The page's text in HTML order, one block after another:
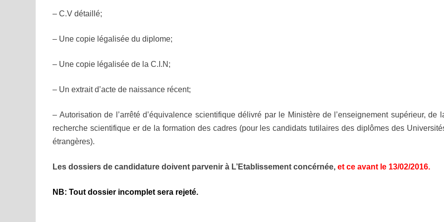
– C.V détaillé;
– Une copie légalisée du diplome;
– Une copie légalisée de la C.I.N;
– Un extrait d’acte de naissance récent;
– Autorisation de l’arrêté d’équivalence scientifique délivré par le Ministère de l’enseignement supérieur, de
recherche scientifique er de la formation des cadres (pour les candidats tutilaires des diplômes des
étrangères).
Les dossiers de candidature doivent parvenir à L’Etablissement concérnée, et ce avant le 13/02/2016.
NB: Tout dossier incomplet sera rejeté.